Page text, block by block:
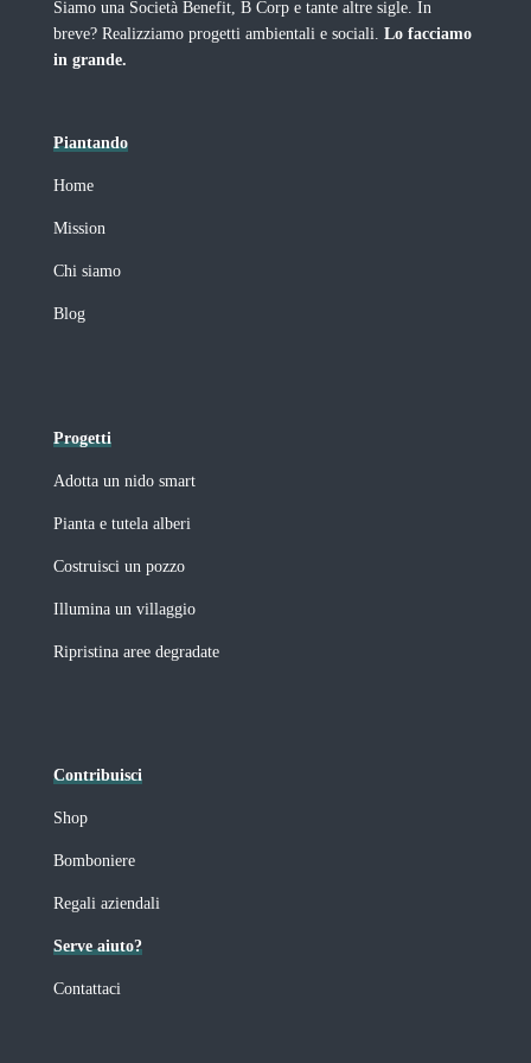
Siamo una Società Benefit, B Corp e tante altre sigle. In
breve? Realizziamo progetti ambientali e sociali. Lo facciamo
in grande.
Piantando
Home
Mission
Chi siamo
Blog
Progetti
Adotta un nido smart
Pianta e tutela alberi
Costruisci un pozzo
Illumina un villaggio
Ripristina aree degradate
Contribuisci
Shop
Bomboniere
Regali aziendali
Serve aiuto?
Contattaci